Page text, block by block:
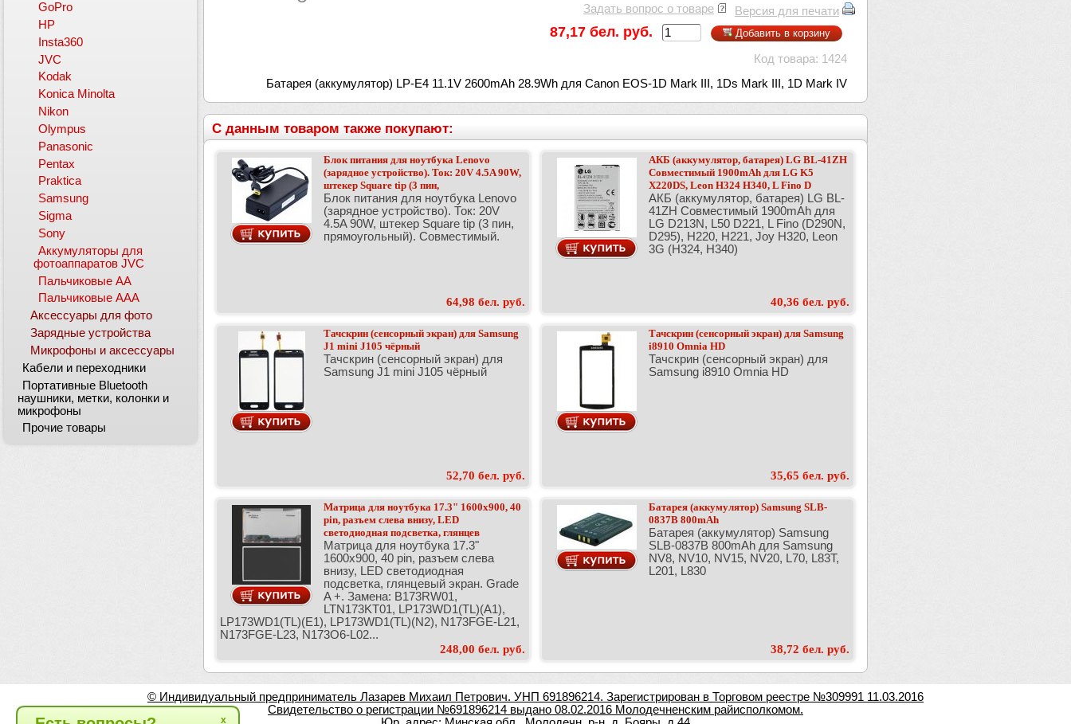
Версия для печати
Задать вопрос о товаре
87,17 бел. руб. Добавить в корзину
Код товара: 1424
Батарея (аккумулятор) LP-E4 11.1V 2600mAh 28.9Wh для Canon EOS-1D Mark III, 1Ds Mark III, 1D Mark IV
С данным товаром также покупают:
Блок питания для ноутбука Lenovo
(зарядное устройство). Ток: 20V 4.5A 90W,
штекер Square tip (3 пин,
Блок питания для ноутбука Lenovo
(зарядное устройство). Ток: 20V
4.5A 90W, штекер Square tip (3 пин,
прямоугольный). Совместимый.
64,98 бел. руб.
АКБ (аккумулятор, батарея) LG BL-41ZH
Совместимый 1900mAh для LG K5
X220DS, Leon H324 H340, L Fino D
АКБ (аккумулятор, батарея) LG BL-
41ZH Совместимый 1900mAh для
LG D213N, L50 D221, L Fino (D290N,
D295), H220, H221, Joy H320, Leon
3G (H324, H340)
40,36 бел. руб.
Тачскрин (сенсорный экран) для Samsung
J1 mini J105 чёрный
Тачскрин (сенсорный экран) для
Samsung J1 mini J105 чёрный
52,70 бел. руб.
Тачскрин (сенсорный экран) для Samsung
i8910 Omnia HD
Тачскрин (сенсорный экран) для
Samsung i8910 Omnia HD
35,65 бел. руб.
Матрица для ноутбука 17.3" 1600x900, 40
pin, разъем слева внизу, LED
светодиодная подсветка, глянцев
Матрица для ноутбука 17.3"
1600x900, 40 pin, разъем слева
внизу, LED светодиодная
подсветка, глянцевый экран. Grade
A +. Замена: B173RW01,
LTN173KT01, LP173WD1(TL)(A1),
LP173WD1(TL)(E1), LP173WD1(TL)(N2), N173FGE-L21,
N173FGE-L23, N173O6-L02...
248,00 бел. руб.
Батарея (аккумулятор) Samsung SLB-
0837B 800mAh
Батарея (аккумулятор) Samsung
SLB-0837B 800mAh для Samsung
NV8, NV10, NV15, NV20, L70, L83T,
L201, L830
38,72 бел. руб.
GoPro
HP
Insta360
JVC
Kodak
Konica Minolta
Nikon
Olympus
Panasonic
Pentax
Praktica
Samsung
Sigma
Sony
Аккумуляторы для
фотоаппаратов JVC
Пальчиковые АА
Пальчиковые ААА
Аксессуары для фото
Зарядные устройства
Микрофоны и аксессуары
Кабели и переходники
Портативные Bluetooth
наушники, метки, колонки и
микрофоны
Прочие товары
© Индивидуальный предприниматель Лазарев Михаил Петрович. УНП 691896214. Зарегистрирован в Торговом реестре №309991 11.03.2016
Свидетельство о регистрации №691896214 выдано 08.02.2016 Молодечненским райисполкомом.
x